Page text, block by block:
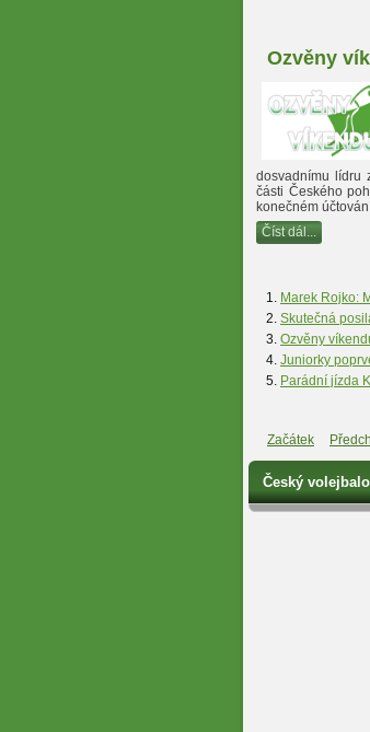
Ozvěny
dosvadnímu lídru
části Českého
konečném
Číst dál...
Marek Rojko:
Skutečná
Ozvěny
Juniorky
Parádní jízda
Začátek
Český